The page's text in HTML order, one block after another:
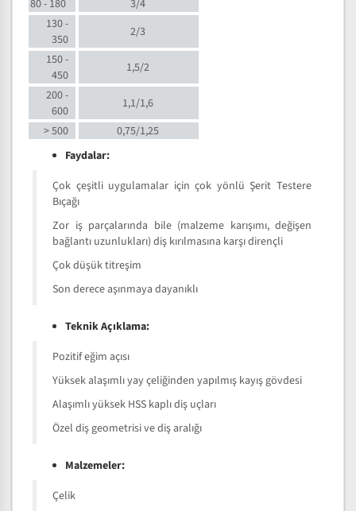
80 - 180
3/4
130 -
350
2/3
150 -
450
1,5/2
200 -
600
1,1/1,6
> 500
0,75/1,25
Faydalar:
Çok çeşitli uygulamalar için çok yönlü Şerit Testere
Bıçağı
Zor iş parçalarında bile (malzeme karışımı, değişen
bağlantı uzunlukları) diş kırılmasına karşı dirençli
Çok düşük titreşim
Son derece aşınmaya dayanıklı
Teknik Açıklama:
Pozitif eğim açısı
Yüksek alaşımlı yay çeliğinden yapılmış kayış gövdesi
Alaşımlı yüksek HSS kaplı diş uçları
Özel diş geometrisi ve diş aralığı
Malzemeler:
Çelik